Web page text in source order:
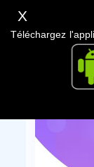
X
Téléchargez